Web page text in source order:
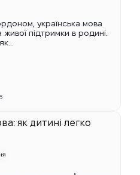
українська мова
підтримки в родині.